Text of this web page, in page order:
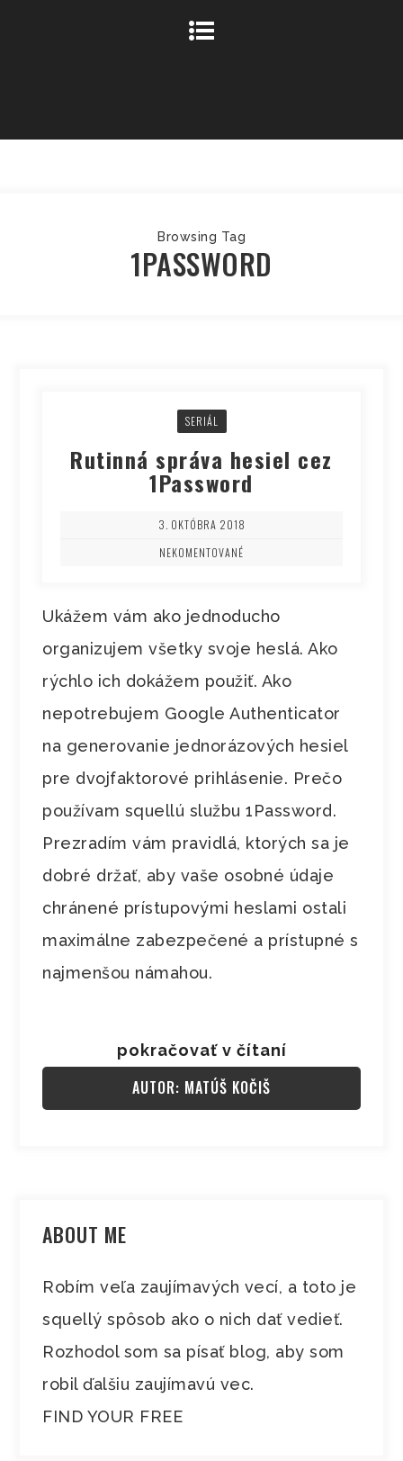
Browsing Tag
1PASSWORD
SERIÁL
Rutinná správa hesiel cez
1Password
3. OKTÓBRA 2018
NEKOMENTOVANÉ
Ukážem vám ako jednoducho
organizujem všetky svoje heslá. Ako
rýchlo ich dokážem použiť. Ako
nepotrebujem Google Authenticator
na generovanie jednorázových hesiel
pre dvojfaktorové prihlásenie. Prečo
používam squellú službu 1Password.
Prezradím vám pravidlá, ktorých sa je
dobré držať, aby vaše osobné údaje
chránené prístupovými heslami ostali
maximálne zabezpečené a prístupné s
najmenšou námahou.
pokračovať v čítaní
AUTOR: MATÚŠ KOČIŠ
ABOUT ME
Robím veľa zaujímavých vecí, a toto je
squellý spôsob ako o nich dať vedieť.
Rozhodol som sa písať blog, aby som
robil ďalšiu zaujímavú vec.
FIND YOUR FREE